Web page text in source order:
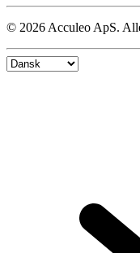
© 2026 Acculeo ApS.